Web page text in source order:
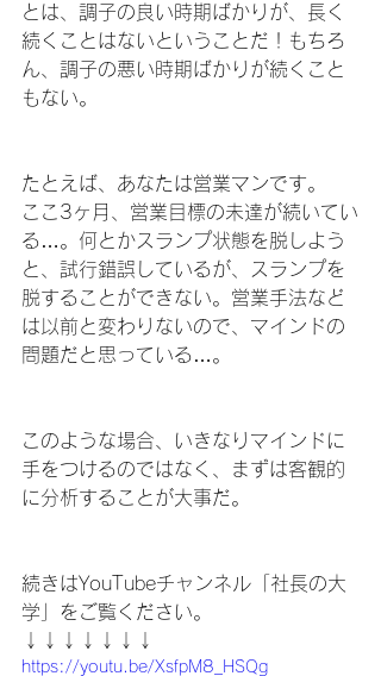
とは、調子の良い時期ばかりが、長く
続くことはないということだ！もちろ
ん、調子の悪い時期ばかりが続くこと
もない。
たとえば、あなたは営業マンです。
ここ3ヶ月、営業目標の未達が続いてい
る…。何とかスランプ状態を脱しよう
と、試行錯誤しているが、スランプを
脱することができない。営業手法など
は以前と変わりないので、マインドの
問題だと思っている…。
このような場合、いきなりマインドに
手をつけるのではなく、まずは客観的
に分析することが大事だ。
続きはYouTubeチャンネル「社長の大
学」をご覧ください。
↓↓↓↓↓↓↓
https://youtu.be/XsfpM8_HSQg